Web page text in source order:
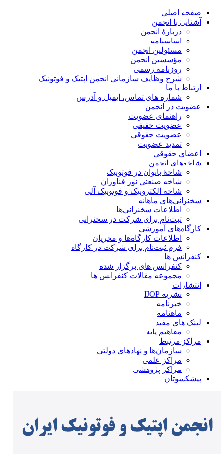
صفحه اصلی
آشنایی با انجمن
دربارۀ انجمن
اساسنامه
مسئولین انجمن
مؤسسین انجمن
روزنامه رسمی
شرح وظایف سازمانی انجمن اپتیک و فوتونیک
ارتباط با ما
شماره های تماس، ایمیل و آدرس
عضویت در انجمن
راهنمای عضویت
عضویت حقیقی
عضویت حقوقی
تمدید عضویت
اعضای حقوقی
شاخه‌های انجمن
شاخۀ بانوان در فوتونیک
شاخه صنعتی نور فناوران
شاخه‌ الکترونیک و فوتونیک آلی
سخنرانی‌های ماهانه
اطلاعات سخنرانی‌‌ها
ثبت‌نام برای شرکت در سخنرانی
کارگاه‌های آموزشی
اطلاعات کارگاه‌ها و مجریان
فرم ثبت‌نام برای شرکت در کارگاه
کنفرانس ها
کنفرانس های برگزار شده
مجموعه مقالات کنفرانس ها
انتشارات
نشریه IJOP
خبرنامه
ماهنامه
لینک های مفید
مفاهیم پایه
مراکز مرتبط
سازمان‌ها و نهادهای دولتی
مراکز علمی
مراکز پژوهشی
پیشکسوتان